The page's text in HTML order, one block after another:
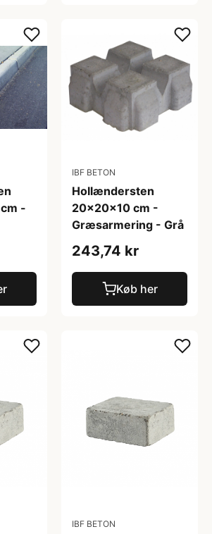
-
IBF BETON
Hollændersten
20x20x10 cm -
Græsarmering - Grå
243,74 kr
Køb her
IBF BETON